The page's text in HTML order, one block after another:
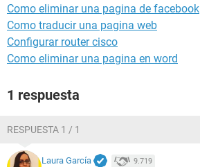
Como eliminar una pagina de facebook
Como traducir una pagina web
Configurar router cisco
Como eliminar una pagina en word
1 respuesta
RESPUESTA 1 / 1
Laura García 9.719